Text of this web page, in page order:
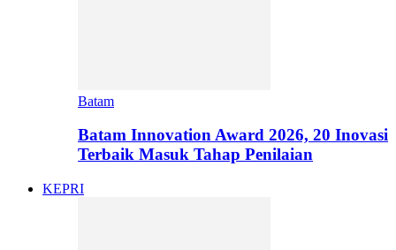
Batam
Batam Innovation Award 2026, 20 Inovasi
Terbaik Masuk Tahap Penilaian
KEPRI